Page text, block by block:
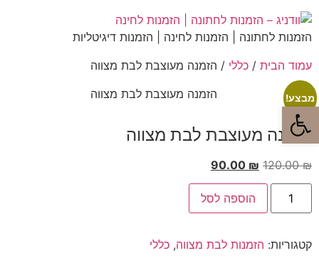
פתח סרגל נגישות
הזמנות לחתונה | הזמנות לחינה | הזמנות דיגיטליות
עמוד הבית / כללי / הזמנה מעוצבת לבת מצווה
מבצע!
הזמנה מעוצבת לבת מצווה
120.00₪
90.00 ₪
הוספה לסל
קטגוריות: הזמנות לבת מצווה, כללי